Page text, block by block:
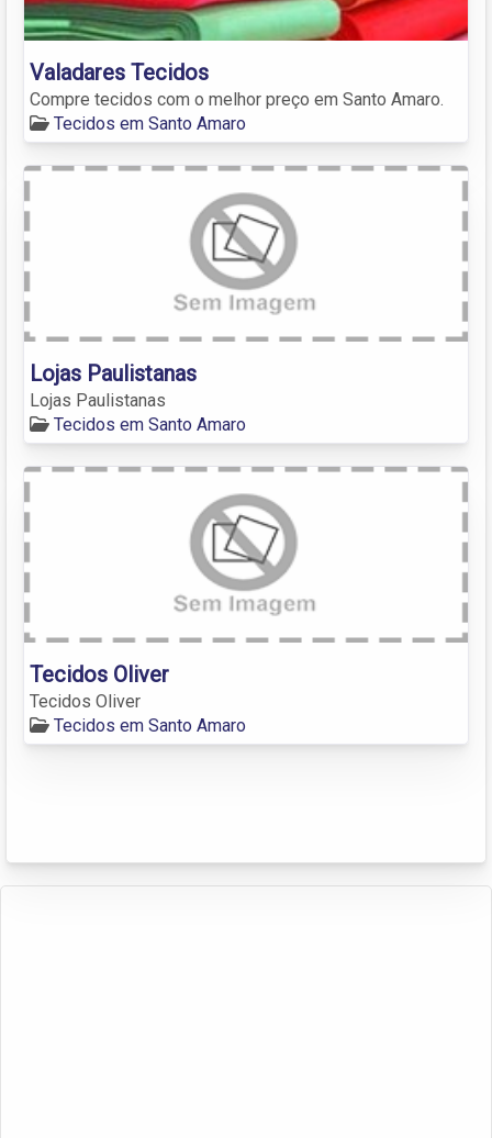
Valadares Tecidos
Compre tecidos com o melhor preço em Santo Amaro.
Tecidos em Santo Amaro
Lojas Paulistanas
Lojas Paulistanas
Tecidos em Santo Amaro
Tecidos Oliver
Tecidos Oliver
Tecidos em Santo Amaro